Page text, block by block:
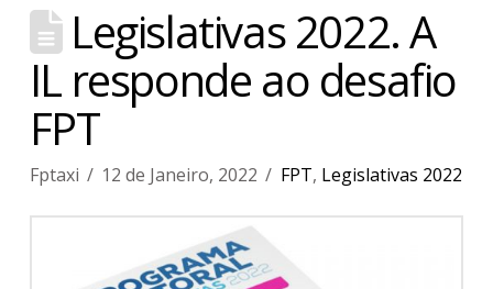
Legislativas 2022. A
IL responde ao desafio
FPT
Fptaxi 12 de Janeiro, 2022 FPT, Legislativas 2022